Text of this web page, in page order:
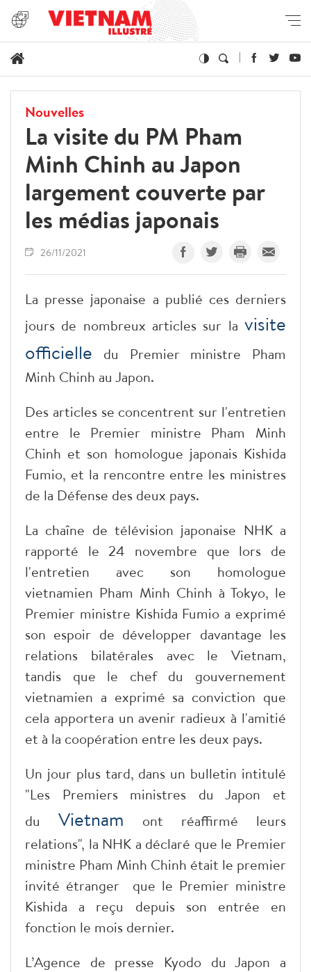
Nouvelles
La visite du PM Pham
Minh Chinh au Japon
largement couverte par
les médias japonais
26/11/2021
La presse japonaise a publié ces derniers
jours de nombreux articles sur la visite
officielle du Premier ministre Pham
Minh Chinh au Japon.
Des articles se concentrent sur l'entretien
entre le Premier ministre Pham Minh
Chinh et son homologue japonais Kishida
Fumio, et la rencontre entre les ministres
de la Défense des deux pays.
La chaîne de télévision japonaise NHK a
rapporté le 24 novembre que lors de
l'entretien avec son homologue
vietnamien Pham Minh Chinh à Tokyo, le
Premier ministre Kishida Fumio a exprimé
son espoir de développer davantage les
relations bilatérales avec le Vietnam,
tandis que le chef du gouvernement
vietnamien a exprimé sa conviction que
cela apportera un avenir radieux à l'amitié
et à la coopération entre les deux pays.
Un jour plus tard, dans un bulletin intitulé
"Les Premiers ministres du Japon et
du Vietnam ont réaffirmé leurs
relations", la NHK a déclaré que le Premier
ministre Pham Minh Chinh était le premier
invité étranger que le Premier ministre
Kishida a reçu depuis son entrée en
fonction le mois dernier.
L’Agence de presse Kyodo du Japon a